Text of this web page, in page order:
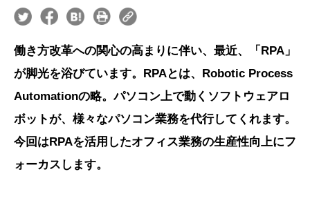
働き方改革への関心の高まりに伴い、最近、「RPA」
が脚光を浴びています。RPAとは、Robotic Process
Automationの略。パソコン上で動くソフトウェアロ
ボットが、様々なパソコン業務を代行してくれます。
今回はRPAを活用したオフィス業務の生産性向上にフ
ォーカスします。